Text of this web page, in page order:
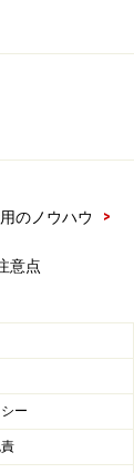
したい」と
注意して申
や解釈上の
修正を指摘
申告後に指
した。
っとした申
おいて先回
番だと考え
のノウハウ
>
意点
ー